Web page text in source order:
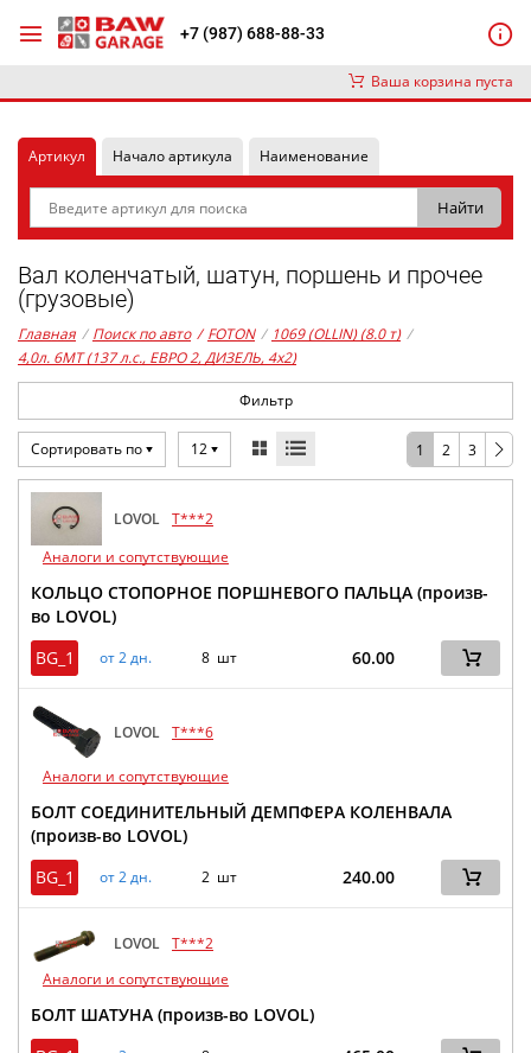
+7 (987) 688-88-33
Ваша корзина пуста
Артикул Начало артикула Наименование
Вал коленчатый, шатун, поршень и прочее
(грузовые)
Главная / Поиск по авто / FOTON / 1069 (OLLIN) (8.0 т) /
4,0л. 6MT (137 л.с., ЕВРО 2, ДИЗЕЛЬ, 4x2)
Фильтр
Сортировать по 12 1 2 3
LOVOL T***2
Аналоги и сопутствующие
КОЛЬЦО СТОПОРНОЕ ПОРШНЕВОГО ПАЛЬЦА (произв-
во LOVOL)
BG_1
от 2 дн. 8 шт 60.00
LOVOL T***6
Аналоги и сопутствующие
БОЛТ СОЕДИНИТЕЛЬНЫЙ ДЕМПФЕРА КОЛЕНВАЛА
(произв-во LOVOL)
BG_1
от 2 дн. 2 шт 240.00
LOVOL T***2
Аналоги и сопутствующие
БОЛТ ШАТУНА (произв-во LOVOL)